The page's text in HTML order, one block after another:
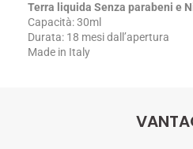
Terra liquida Senza parabeni e
Capacità: 30ml
Durata: 18 mesi dall’apertura
Made in Italy